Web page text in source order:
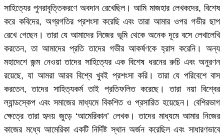
সাহিত্যের পুনরাবৃত্তিকরণে অবদান রেখেছিল। আমি মাজহার লেখকদের, বিশেষ
করে কবিদের, অগ্রগতির প্রশংসা করেছি এবং তারা আমার ওপর গভীর ছাপ
রেখে গেছেন। তারা যে আমাদের নিজের ভূমি থেকে অনেক দূরে বসে লেখালেখি
করতেন, তা আমাদের প্রতি তাদের গভীর আকর্ষণকে হ্রাস করেনি। অন্য
মহাদেশে জন্ম নেওয়া তাদের সাহিত্যের এক বিশেষ ধরনের রুচি এবং অনুরণন
রয়েছে, যা আমরা আরব বিশ্বে খুবই প্রশংসা করি। তারা যে পরিবেশে বাস
করতেন, তাদের সাহিত্যকর্ম তাই প্রতিফলিত করেছে। তারা নয়া বিশ্বের
ল্যান্ডস্কেপ এবং সমাজের মাধ্যমে বিকশিত ও প্রসারিত হয়েছেন। বেশিরভাগ
ক্ষেত্রে তারা হৃদয় জুড়ে ‘আমেরিকান’ লেখক। তাদের মাধ্যমে আমার নিজের
কাজের মধ্যে আমেরিকা একটি নির্দিষ্ট স্থান অর্জন করেছিল এবং সাধারণভাবে